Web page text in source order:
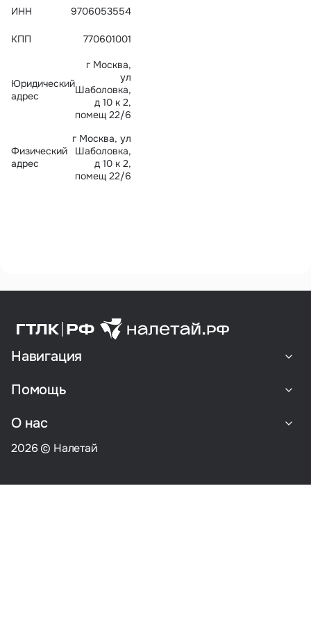
Тарифы
ИНН 9706053554
КПП 770601001
Юридический
адрес
г Москва,
ул
Шаболовка,
д 10 к 2,
помещ 22/6
Физический
адрес
г Москва, ул
Шаболовка,
д 10 к 2,
помещ 22/6
Навигация
Помощь
О нас
2026 © Налетай